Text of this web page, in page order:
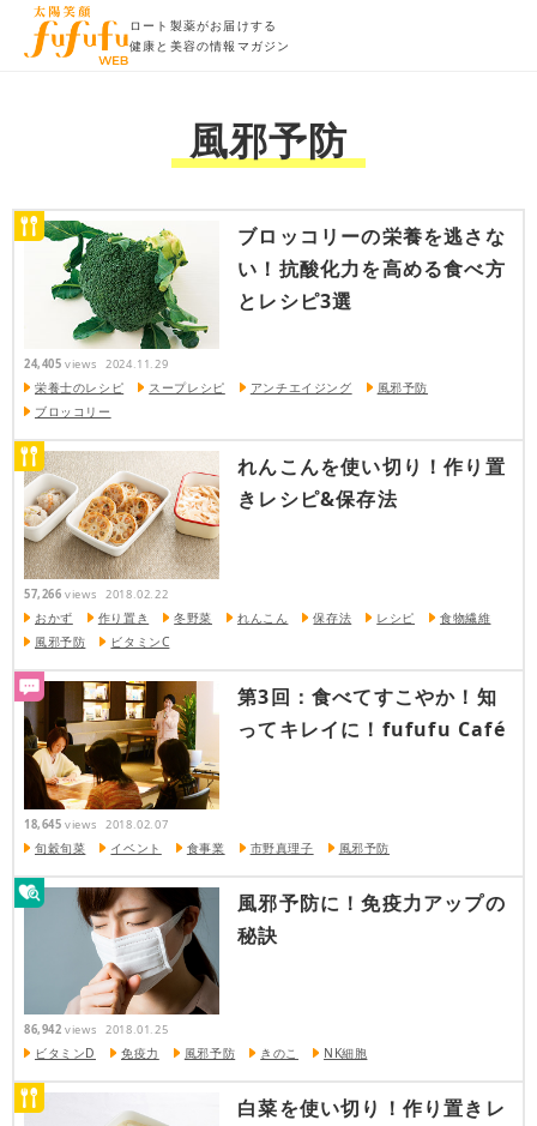
ロート製薬がお届けする
健康と美容の情報マガジン
風邪予防
ブロッコリーの栄養を逃さな
い！抗酸化力を高める食べ方
とレシピ3選
24,405 views 2024.11.29
栄養士のレシピ スープレシピ アンチエイジング
風邪予防
ブロッコリー
れんこんを使い切り！作り置
きレシピ&保存法
57,266 views 2018.02.22
おかず 作り置き 冬野菜 れんこん 保存法 レシピ
食物繊維
風邪予防
ビタミンC
第3回：食べてすこやか！知
ってキレイに！fufufu Café
18,645 views 2018.02.07
旬穀旬菜 イベント 食事業 市野真理子 風邪予防
風邪予防に！免疫力アップの
秘訣
86,942 views 2018.01.25
ビタミンD 免疫力 風邪予防 きのこ NK細胞
白菜を使い切り！作り置きレ